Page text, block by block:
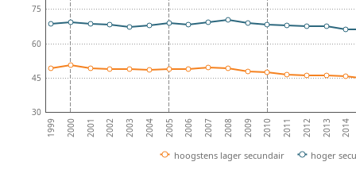
1999 2000 2001 2002 2003 2004 2005 2006 2007 2008 2009 2010 2011 2012 2013 2014
30
45
60
75
hoogstens lager secundair hoger